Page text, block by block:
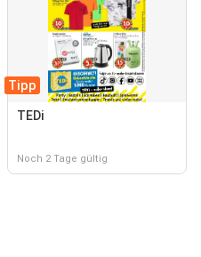
Tipp
TEDi
Noch 2 Tage gültig